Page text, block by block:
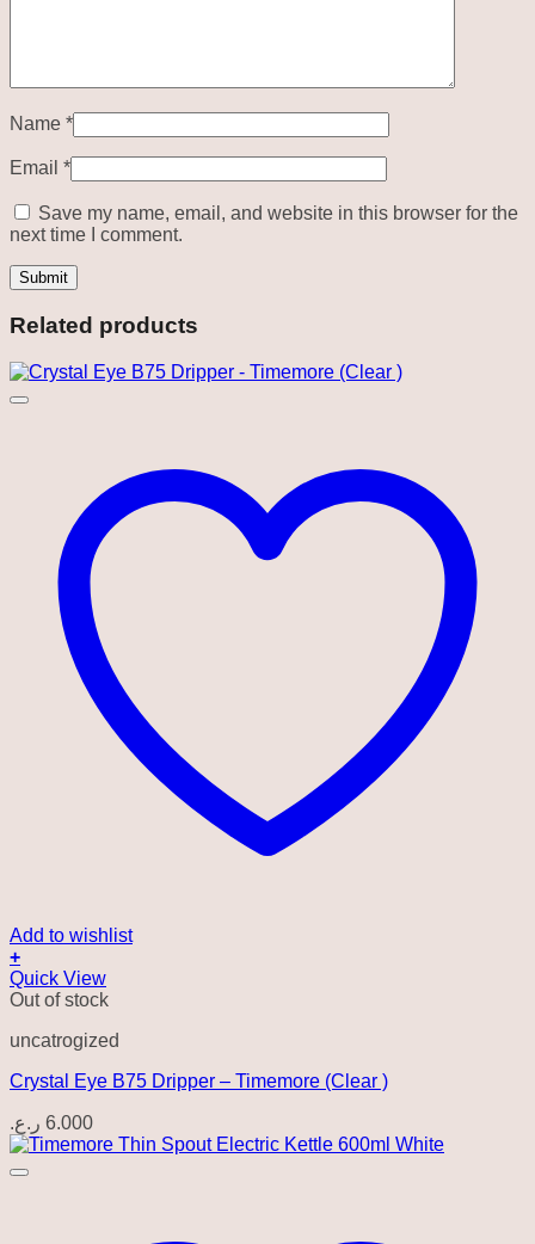
Name *
Email *
Save my name, email, and website in this browser for the
next time I comment.
Related products
Add to wishlist
+
Quick View
Out of stock
uncatrogized
Crystal Eye B75 Dripper – Timemore (Clear )
6.000 ر.ع.